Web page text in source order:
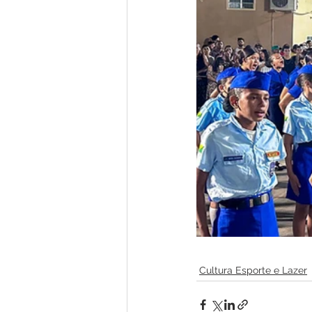
Cultura Esporte e Lazer